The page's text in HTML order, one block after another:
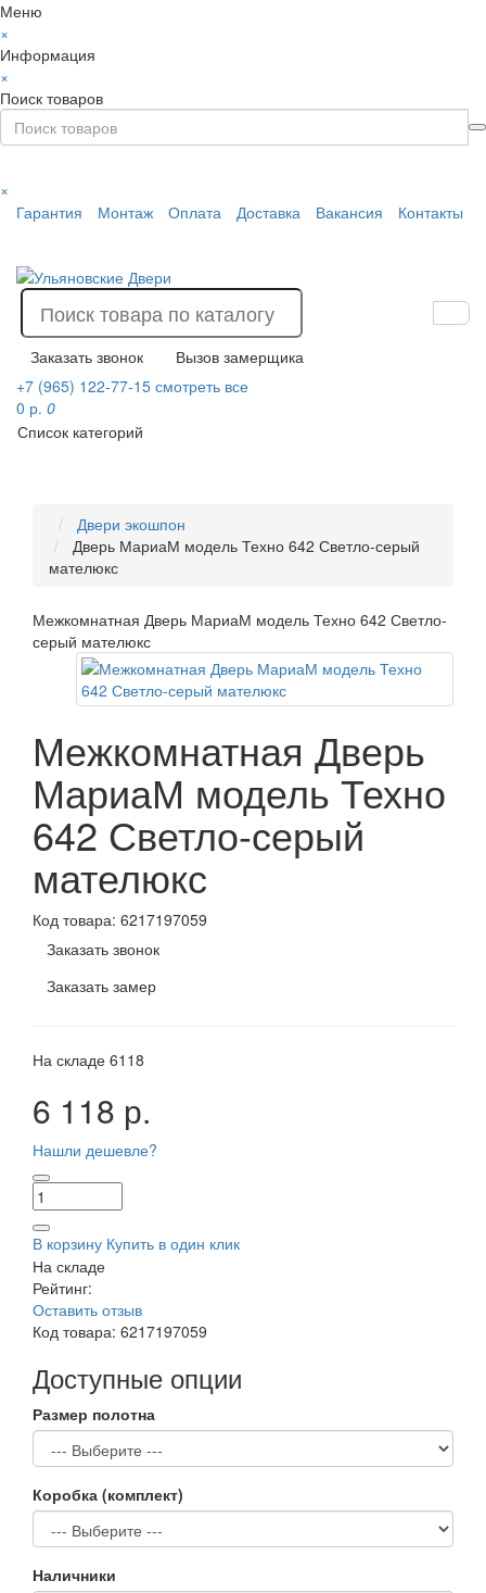
Меню
×
Информация
×
Поиск товаров
×
Гарантия
Монтаж Оплата Доставка Вакансия Контакты
Заказать звонок
Вызов замерщика
+7 (965) 122-77-15 смотреть все
0 р. 0
Список категорий
Двери экошпон
Дверь МариаМ модель Техно 642 Светло-серый
мателюкс
Межкомнатная Дверь МариаМ модель Техно 642 Светло-
серый мателюкс
Межкомнатная Дверь
МариаМ модель Техно
642 Светло-серый
мателюкс
Код товара: 6217197059
Заказать звонок
Заказать замер
На складе 6118
6 118 р.
Нашли дешевле?
В корзину Купить в один клик
На складе
Рейтинг:
Оставить отзыв
Код товара: 6217197059
Доступные опции
Размер полотна
Коробка (комплект)
Наличники